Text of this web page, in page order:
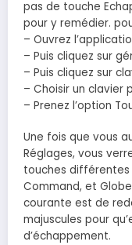
pas de touche
pour y remédier.
– Ouvrez
– Puis cliquez sur
– Puis cliquez sur
– Choisir un clavier
– Prenez l’option
Une fois que vous
Réglages, vous
touches différentes
Command, et
courante est de
majuscules pour
d’échappement.